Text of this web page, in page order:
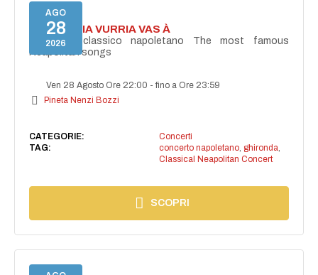
AGO
28
2026
I'TE VURRIA VURRIA VAS À
Concerto classico napoletano The most famous
Neapolitan songs
Ven 28 Agosto Ore 22:00 -fino a Ore 23:59
Pineta Nenzi Bozzi
CATEGORIE:
Concerti
TAG:
concerto napoletano, ghironda,
Classical Neapolitan Concert
SCOPRI